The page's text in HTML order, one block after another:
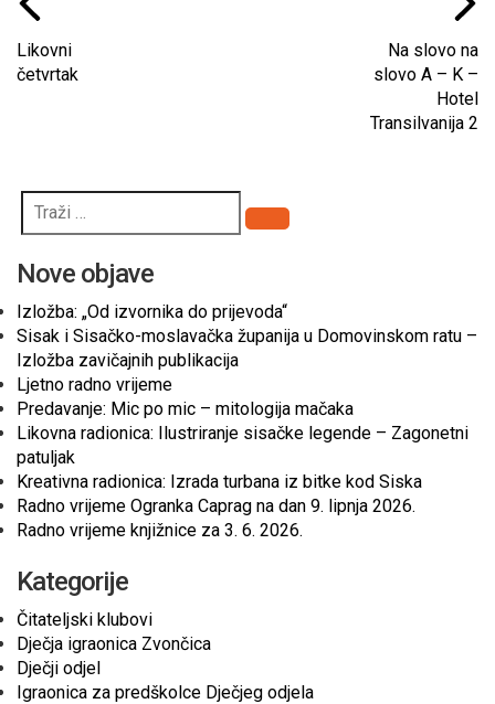
Likovni
četvrtak
Na slovo na
slovo A – K –
Hotel
Transilvanija 2
Pretraži
Nove objave
Izložba: „Od izvornika do prijevoda“
Sisak i Sisačko-moslavačka županija u Domovinskom ratu –
Izložba zavičajnih publikacija
Ljetno radno vrijeme
Predavanje: Mic po mic – mitologija mačaka
Likovna radionica: Ilustriranje sisačke legende – Zagonetni
patuljak
Kreativna radionica: Izrada turbana iz bitke kod Siska
Radno vrijeme Ogranka Caprag na dan 9. lipnja 2026.
Radno vrijeme knjižnice za 3. 6. 2026.
Kategorije
Čitateljski klubovi
Dječja igraonica Zvončica
Dječji odjel
Igraonica za predškolce Dječjeg odjela